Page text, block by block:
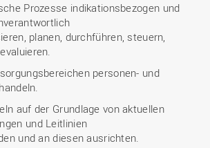
Prozesse indikationsbezogen und
planen, durchführen, steuern,
personen- und
auf der Grundlage von aktuellen
und Leitlinien
und an diesen ausrichten.